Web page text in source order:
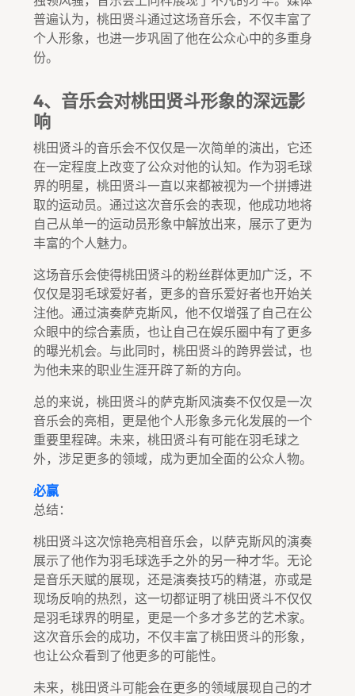
普遍认为，桃田贤斗通过这场音乐会，不仅丰富了
个人形象，也进一步巩固了他在公众心中的多重身
份。
4、音乐会对桃田贤斗形象的深远影
响
桃田贤斗的音乐会不仅仅是一次简单的演出，它还
在一定程度上改变了公众对他的认知。作为羽毛球
界的明星，桃田贤斗一直以来都被视为一个拼搏进
取的运动员。通过这次音乐会的表现，他成功地将
自己从单一的运动员形象中解放出来，展示了更为
丰富的个人魅力。
这场音乐会使得桃田贤斗的粉丝群体更加广泛，不
仅仅是羽毛球爱好者，更多的音乐爱好者也开始关
注他。通过演奏萨克斯风，他不仅增强了自己在公
众眼中的综合素质，也让自己在娱乐圈中有了更多
的曝光机会。与此同时，桃田贤斗的跨界尝试，也
为他未来的职业生涯开辟了新的方向。
总的来说，桃田贤斗的萨克斯风演奏不仅仅是一次
音乐会的亮相，更是他个人形象多元化发展的一个
重要里程碑。未来，桃田贤斗有可能在羽毛球之
外，涉足更多的领域，成为更加全面的公众人物。
必赢
总结：
桃田贤斗这次惊艳亮相音乐会，以萨克斯风的演奏
展示了他作为羽毛球选手之外的另一种才华。无论
是音乐天赋的展现，还是演奏技巧的精湛，亦或是
现场反响的热烈，这一切都证明了桃田贤斗不仅仅
是羽毛球界的明星，更是一个多才多艺的艺术家。
这次音乐会的成功，不仅丰富了桃田贤斗的形象，
也让公众看到了他更多的可能性。
未来，桃田贤斗可能会在更多的领域展现自己的才